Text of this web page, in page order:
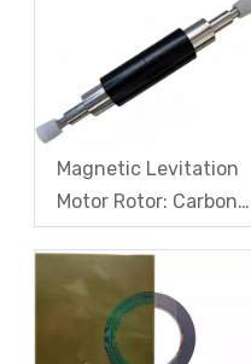
Torque Motors
Magnetic Levitation
Motor Rotor: Carbon
Fiber Manica Fortitudo
Centrifugae Anti-
Cracking Solutions pro